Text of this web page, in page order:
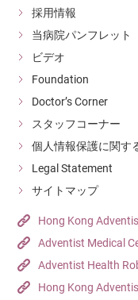
採用情報
当病院パンフレット
ビデオ
Foundation
Doctor’s Corner
スタッフコーナー
個人情報保護に関す
Legal Statement
サイトマップ
Hong Kong
Adventist Medical
Adventist Health
Hong Kong